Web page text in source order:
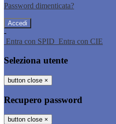
Password dimenticata?
-
Entra con SPID Entra con CIE
Seleziona utente
button close ×
Recupero password
button close ×